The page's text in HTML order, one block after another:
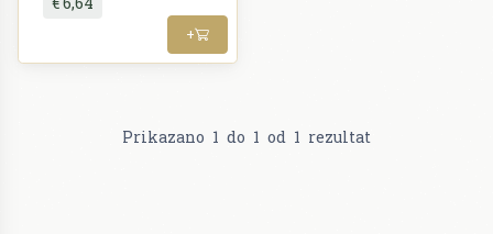
+
Prikazano 1 do 1 od 1 rezultat